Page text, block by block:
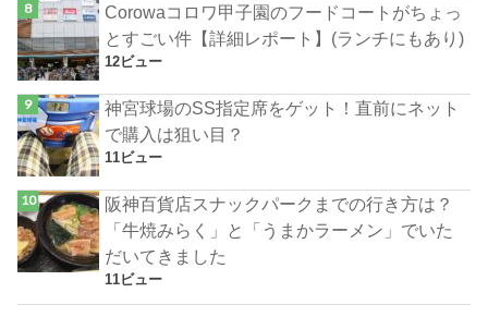
Corowaコロワ甲子園のフードコートがちょっ
とすごい件【詳細レポート】(ランチにもあり)
12ビュー
神宮球場のSS指定席をゲット！直前にネット
で購入は狙い目？
11ビュー
阪神百貨店スナックパークまでの行き方は？
「牛焼みらく」と「うまかラーメン」でいた
だいてきました
11ビュー